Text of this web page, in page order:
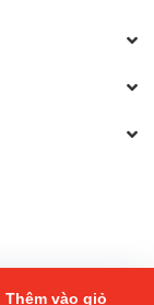
Hz
< 100 pF
Thêm vào giỏ